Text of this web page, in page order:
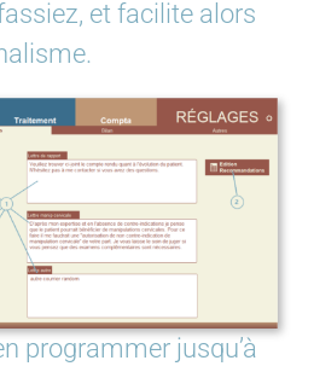
et facilite alors
programmer jusqu’à